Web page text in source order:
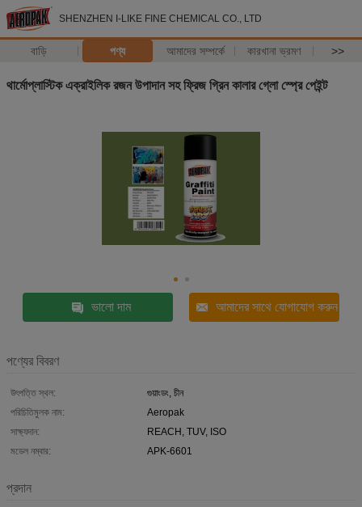
SHENZHEN I-LIKE FINE CHEMICAL CO., LTD
বাড়ি পণ্য আমাদের সম্পর্কে কারখানা ভ্রমণ >>
থার্মোপ্লাস্টিক এক্রাইলিক রজন উপাদান সহ ফ্রিজ গ্রিন কালার গ্লো স্প্রে পেইন্ট
ভালো দাম আমাদের সাথে যোগাযোগ করুন
পণ্যের বিবরণ
উৎপত্তি স্থল:
গুয়াংডং, চীন
পরিচিতিমুলক নাম:
Aeropak
সাক্ষ্যদান:
REACH, TUV, ISO
মডেল নম্বার:
APK-6601
প্রদান